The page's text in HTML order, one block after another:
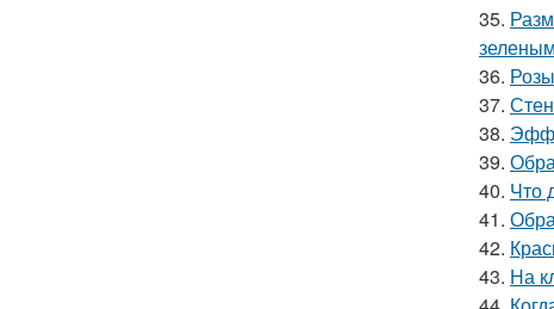
35.
36.
37.
38.
39.
40. Что
41.
42.
43. На